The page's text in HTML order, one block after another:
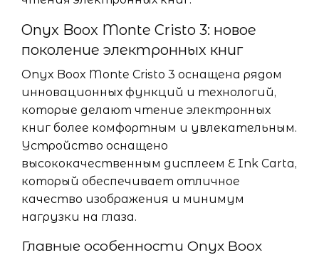
Onyx Boox Monte Cristo 3: новое
поколение электронных книг
Onyx Boox Monte Cristo 3 оснащена рядом
инновационных функций и технологий,
которые делают чтение электронных
книг более комфортным и увлекательным.
Устройство оснащено
высококачественным дисплеем E Ink Carta,
который обеспечивает отличное
качество изображения и минимум
нагрузки на глаза.
Главные особенности Onyx Boox